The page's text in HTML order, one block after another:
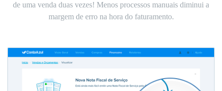
de uma venda duas vezes! Menos processos manuais diminui a
margem de erro na hora do faturamento.